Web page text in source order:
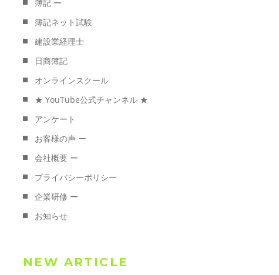
簿記 ー
簿記ネット試験
建設業経理士
日商簿記
オンラインスクール
★ YouTube公式チャンネル ★
アンケート
お客様の声 ー
会社概要 ー
プライバシーポリシー
企業研修 ー
お知らせ
NEW ARTICLE